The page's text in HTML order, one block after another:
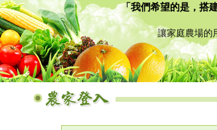
「我們希望的是，搭
讓家庭農場的用心